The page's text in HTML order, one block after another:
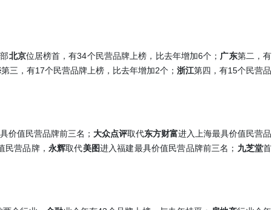
北京位居榜首，有34个民营品牌上榜，比去年增加6个； 广东第二，有
第三，有17个民营品牌上榜，比去年增加2个； 浙江第四，有15个民营品
价值民营品牌前三名； 大众点评取代东方财富进入上海最具价值民营品
民营品牌， 永辉取代美图进入福建最具价值民营品牌前三名； 九芝堂首